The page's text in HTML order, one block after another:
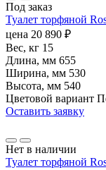
Под заказ
Туалет торфяной
цена 20 890 ₽
Вес, кг 15
Длина, мм 655
Ширина, мм 530
Высота, мм 540
Цветовой вариант
Оставить заявку
Нет в наличии
Туалет торфяной